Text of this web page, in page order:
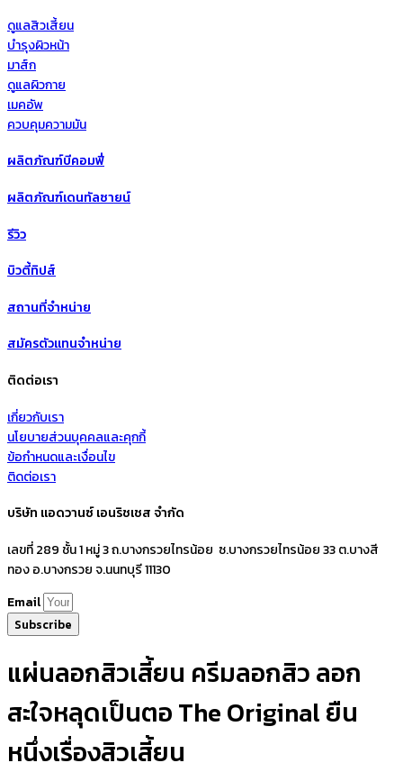
ดูแลสิวเสี้ยน
บำรุงผิวหน้า
มาส์ก
ดูแลผิวกาย
เมคอัพ
ควบคุมความมัน
ผลิตภัณฑ์บีคอมฟี่
ผลิตภัณฑ์เดนทัลซายน์
รีวิว
บิวตี้ทิปส์
สถานที่จำหน่าย
สมัครตัวแทนจำหน่าย
ติดต่อเรา
เกี่ยวกับเรา
นโยบายส่วนบุคคลและคุกกี้
ข้อกำหนดและเงื่อนไข
ติดต่อเรา
บริษัท แอดวานซ์ เอนริชเชส จำกัด
เลขที่ 289 ชั้น 1 หมู่ 3 ถ.บางกรวยไทรน้อย ซ.บางกรวยไทรน้อย 33 ต.บางสี
ทอง อ.บางกรวย จ.นนทบุรี 11130
Email
Subscribe
แผ่นลอกสิวเสี้ยน ครีมลอกสิว ลอก
สะใจหลุดเป็นตอ The Original ยืน
หนึ่งเรื่องสิวเสี้ยน